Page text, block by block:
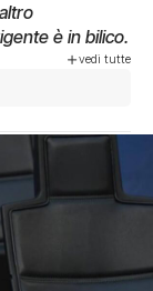
è in bilico.
vedi tutte